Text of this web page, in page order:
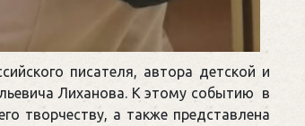
писателя, автора детской и
Лиханова. К этому событию в
творчеству, а также представлена